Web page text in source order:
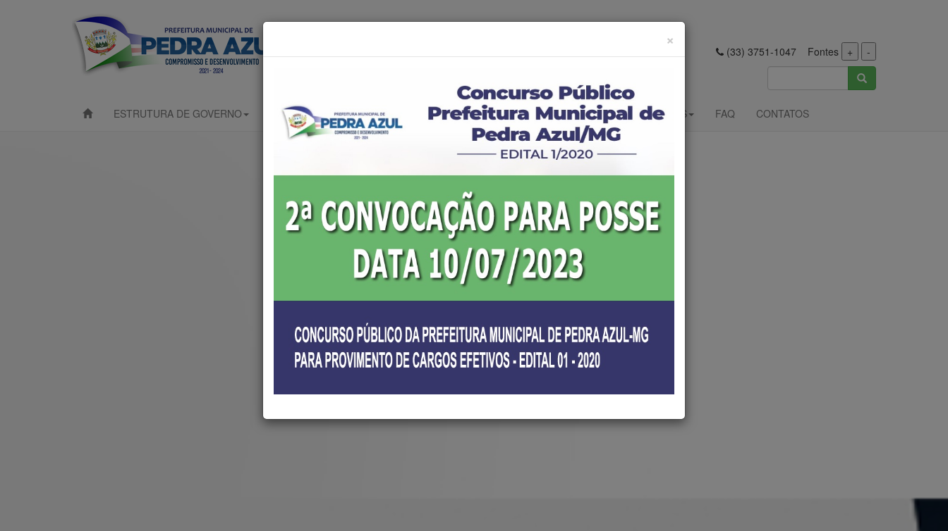
(33) 3751-1047 Fontes + -
ESTRUTURA DE GOVERNO PUBLICAÇÕES SERVIÇOS TRANSPARÊNCIA NOTÍCIAS LICITAÇÕES FAQ CONTATOS
×